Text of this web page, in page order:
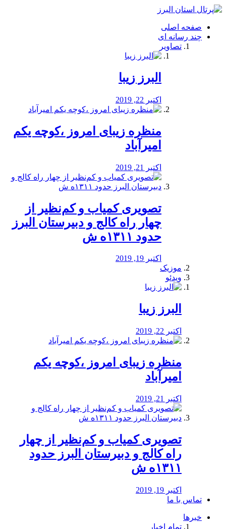
فصد
شرق
تهران
خشکشویی
صفحه اصلی
چند رسانه ای
تصاویر
البرز زیبا
اکتبر 22, 2019
منظره‌‌ زیبای امروز ،کوچه یکم
امیرآباد
اکتبر 21, 2019
️تصویری کمیاب و کم‌نظیر از
چهار راه كالج و دبيرستان البرز
حدود ۱۳۱۱ه ش
اکتبر 19, 2019
موزیک
ویدئو
البرز زیبا
اکتبر 22, 2019
منظره‌‌ زیبای امروز ،کوچه یکم
امیرآباد
اکتبر 21, 2019
️تصویری کمیاب و کم‌نظیر از چهار
راه كالج و دبيرستان البرز حدود
۱۳۱۱ه ش
اکتبر 19, 2019
تماس با ما
خبرها
تمام اخبار